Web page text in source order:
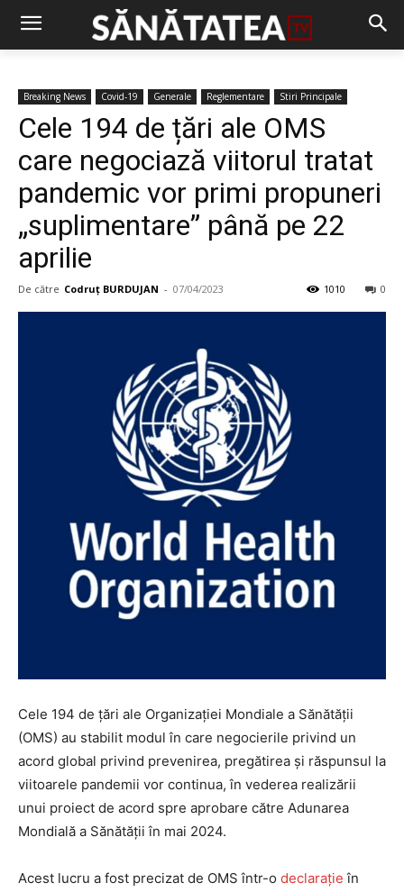
Breaking News Covid-19 Generale Reglementare Stiri Principale
Cele 194 de țări ale OMS
care negociază viitorul tratat
pandemic vor primi propuneri
„suplimentare” până pe 22
aprilie
De către Codruț BURDUJAN - 07/04/2023 0
1010
Cele 194 de țări ale Organizației Mondiale a Sănătății
(OMS) au stabilit modul în care negocierile privind un
acord global privind prevenirea, pregătirea și răspunsul la
viitoarele pandemii vor continua, în vederea realizării
unui proiect de acord spre aprobare către Adunarea
Mondială a Sănătății în mai 2024.
Acest lucru a fost precizat de OMS într-o declarație în